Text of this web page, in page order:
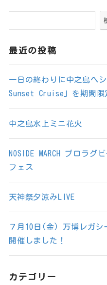
最近の投稿
一日の終わりに中之島へ
Sunset Cruise」を期間限
中之島水上ミニ花火
NOSIDE MARCH プロラグ
フェス
天神祭夕涼みLIVE
７月10日(金) 万博レガシ
開催しました！
カテゴリー